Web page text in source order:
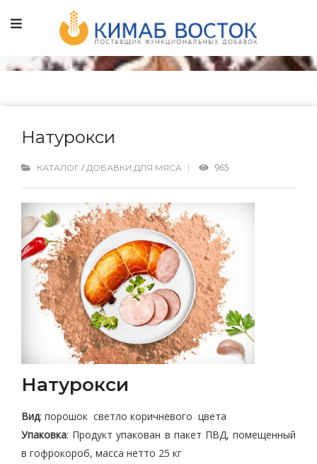
Натурокси
КАТАЛОГ / ДОБАВКИ ДЛЯ МЯСА 965
Натурокси
Вид: порошок светло коричневого цвета
Упаковка: Продукт упакован в пакет ПВД, помещенный
в гофрокороб, масса нетто 25 кг